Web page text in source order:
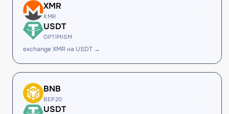
XMR
XMR
USDT
OPTIMISM
exchange XMR на USDT →
BNB
BEP20
USDT